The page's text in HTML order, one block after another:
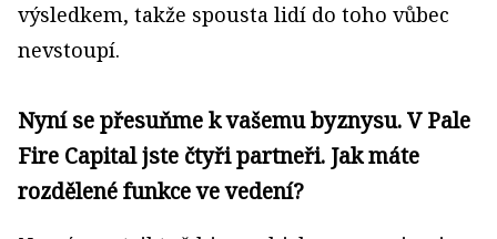
výsledkem, takže spousta lidí do toho vůbec
nevstoupí.
Nyní se přesuňme k vašemu byznysu. V Pale
Fire Capital jste čtyři partneři. Jak máte
rozdělené funkce ve vedení?